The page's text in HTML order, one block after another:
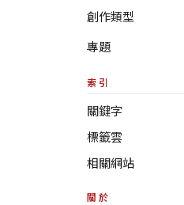
創作類型
專題
索引
關鍵字
標籤雲
相關網站
關於